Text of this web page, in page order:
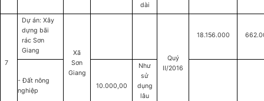
dài
7
Dự án: Xây
dựng bãi
rác Sơn
Giang
Xã
Sơn
Giang
Quý
II/2016
18.156.000
- Đất nông
nghiệp
10.000,00
Như
sử
dụng
lâu